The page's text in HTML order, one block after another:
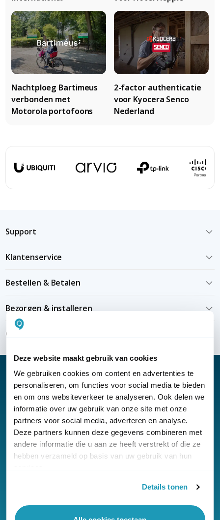
Deze website maakt gebruik van cookies
We gebruiken cookies om content en advertenties te
personaliseren, om functies voor social media te bieden
en om ons websiteverkeer te analyseren. Ook delen we
informatie over uw gebruik van onze site met onze
partners voor social media, adverteren en analyse.
Deze partners kunnen deze gegevens combineren met
andere informatie die u aan ze heeft verstrekt of die ze
hebben verzameld op basis van uw gebruik van hun
Details tonen
Nachtploeg Bartimeus
verbonden met
Motorola portofoons
2-factor authenticatie
voor Kyocera Senco
Nederland
Support
Klantenservice
Bestellen & Betalen
Bezorgen & installeren
Over KommaGo
Nieuwsbrief
Klantenservice